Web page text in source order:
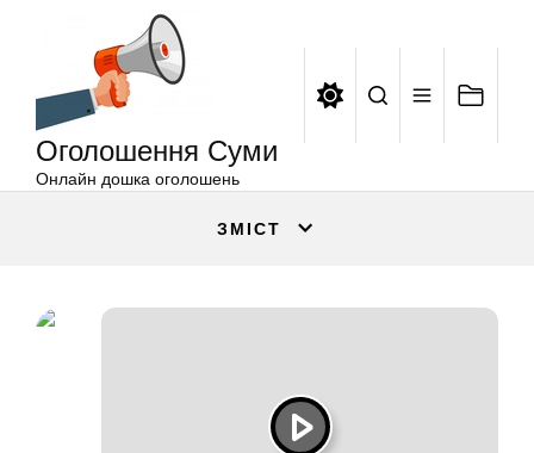
Оголошення Суми
Онлайн дошка оголошень
ЗМІСТ